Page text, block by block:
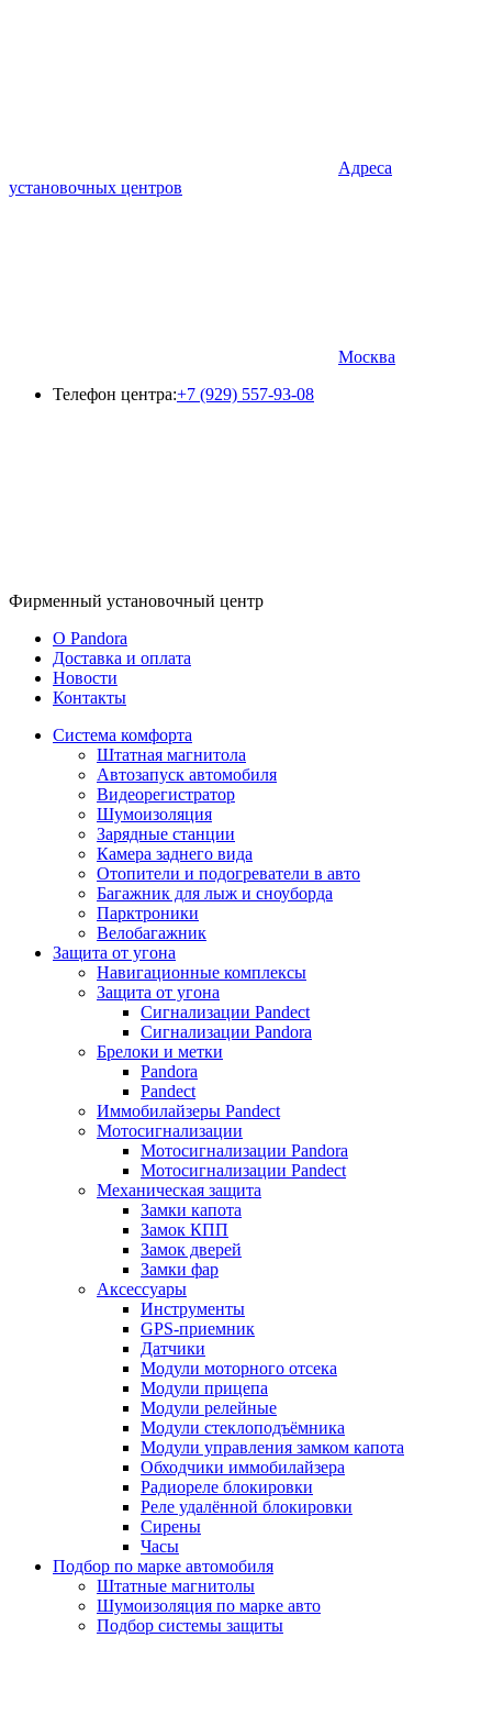
Адреса
установочных центров
Москва
Телефон центра:+7 (929) 557-93-08
Фирменный установочный центр
O Pandora
Доставка и оплата
Новости
Контакты
Система комфорта
Штатная магнитола
Автозапуск автомобиля
Видеорегистратор
Шумоизоляция
Зарядные станции
Камера заднего вида
Отопители и подогреватели в авто
Багажник для лыж и сноуборда
Парктроники
Велобагажник
Защита от угона
Навигационные комплексы
Защита от угона
Сигнализации Pandect
Сигнализации Pandora
Брелоки и метки
Pandora
Pandect
Иммобилайзеры Pandect
Мотосигнализации
Мотосигнализации Pandora
Мотосигнализации Pandect
Механическая защита
Замки капота
Замок КПП
Замок дверей
Замки фар
Аксессуары
Инструменты
GPS-приемник
Датчики
Модули моторного отсека
Модули прицепа
Модули релейные
Модули стеклоподъёмника
Модули управления замком капота
Обходчики иммобилайзера
Радиореле блокировки
Реле удалённой блокировки
Сирены
Часы
Подбор по марке автомобиля
Штатные магнитолы
Шумоизоляция по марке авто
Подбор системы защиты